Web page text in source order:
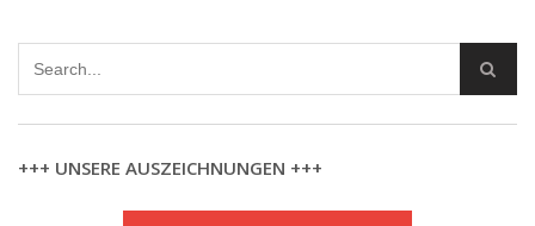
+++ UNSERE AUSZEICHNUNGEN +++